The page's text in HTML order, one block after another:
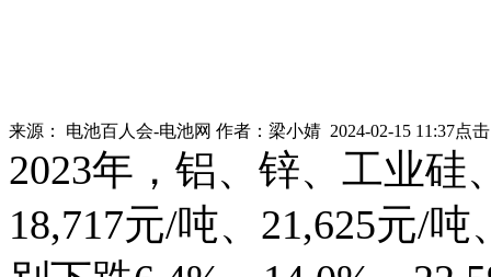
来源： 电池百人会-电池网 作者： 梁小婧 2024-02-15 11:37点
2023年，铝、锌、工业
18,717元/吨、21,625元/